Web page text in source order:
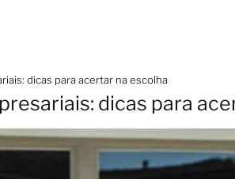
dicas para acertar na escolha
dicas para